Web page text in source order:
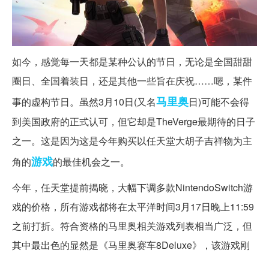
如今，感觉每一天都是某种公认的节日，无论是全国甜甜
圈日、全国着装日，还是其他一些旨在庆祝……嗯，某件
事的虚构节日。虽然3月10日(又名马里奥日)可能不会得
到美国政府的正式认可，但它却是TheVerge最期待的日子
之一。这是因为这是今年购买以任天堂大胡子吉祥物为主
角的游戏的最佳机会之一。
今年，任天堂提前揭晓，大幅下调多款NintendoSwitch游
戏的价格，所有游戏都将在太平洋时间3月17日晚上11:59
之前打折。符合资格的马里奥相关游戏列表相当广泛，但
其中最出色的显然是《马里奥赛车8Deluxe》，该游戏刚